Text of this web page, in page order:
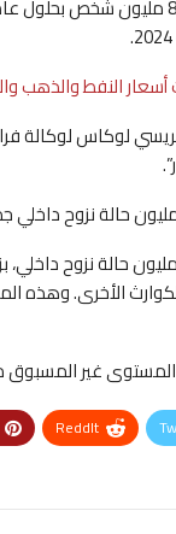
النفط والذهب
لوكاس لوكالة
الأخرى. وهذه
غير المسبوق من
ReddIt